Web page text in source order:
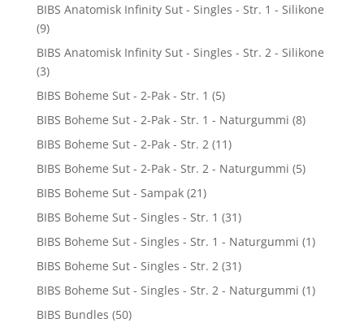
BIBS Anatomisk Infinity Sut - Singles - Str. 1 - Silikone
(9)
BIBS Anatomisk Infinity Sut - Singles - Str. 2 - Silikone
(3)
BIBS Boheme Sut - 2-Pak - Str. 1 (5)
BIBS Boheme Sut - 2-Pak - Str. 1 - Naturgummi (8)
BIBS Boheme Sut - 2-Pak - Str. 2 (11)
BIBS Boheme Sut - 2-Pak - Str. 2 - Naturgummi (5)
BIBS Boheme Sut - Sampak (21)
BIBS Boheme Sut - Singles - Str. 1 (31)
BIBS Boheme Sut - Singles - Str. 1 - Naturgummi (1)
BIBS Boheme Sut - Singles - Str. 2 (31)
BIBS Boheme Sut - Singles - Str. 2 - Naturgummi (1)
BIBS Bundles (50)